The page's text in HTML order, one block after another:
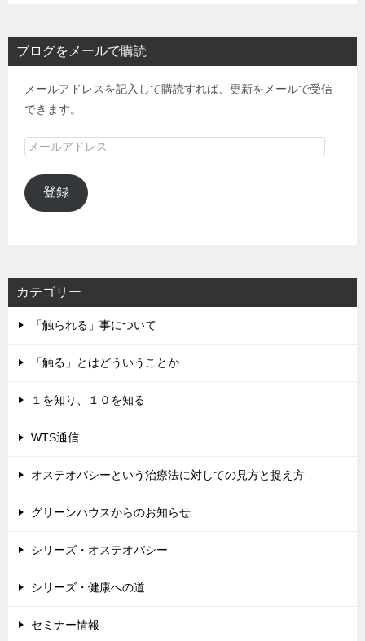
ブログをメールで購読
メールアドレスを記入して購読すれば、更新をメールで受信
できます。
メ
ル
ア
登録
カテゴリー
「触られる」事について
「触る」とはどういうことか
１を知り、１０を知る
WTS通信
オステオパシーという治療法に対しての見方と捉え方
グリーンハウスからのお知らせ
シリーズ・オステオパシー
シリーズ・健康への道
セミナー情報